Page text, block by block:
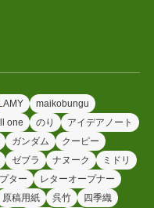
maikobungu
one のり
アイデアノート
ガンダム
クーピー
ゼブラ ナヌーク
ミドリ
ター
レターオープナー
原稿用紙 呉竹 四季織